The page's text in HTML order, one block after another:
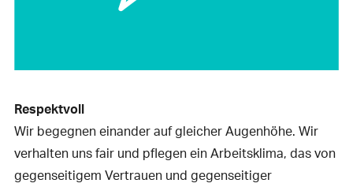
Respektvoll
Wir begegnen einander auf gleicher Augenhöhe. Wir
verhalten uns fair und pflegen ein Arbeitsklima, das von
gegenseitigem Vertrauen und gegenseitiger